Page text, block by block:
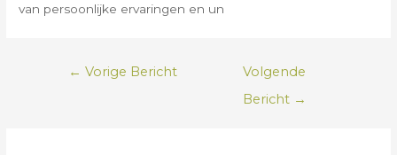
van persoonlijke ervaringen en un
Berichtnavigatie
← Vorige Bericht
Volgende
Bericht →